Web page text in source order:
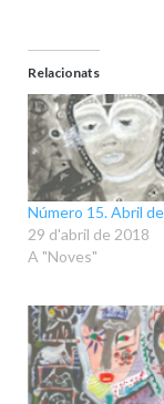
Relacionats
Número 15. Abril
29 d'abril de 2018
A "Noves"